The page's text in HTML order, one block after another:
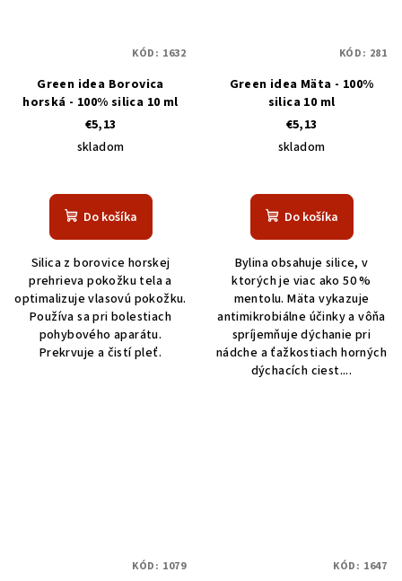
Green idea Borovica
horská - 100% silica 10 ml
€5,13
skladom
Do košíka
Silica z borovice horskej
prehrieva pokožku tela a
optimalizuje vlasovú pokožku.
Používa sa pri bolestiach
pohybového aparátu.
Prekrvuje a čistí pleť.
KÓD: 1632
Green idea Mäta - 100%
silica 10 ml
€5,13
skladom
Do košíka
Bylina obsahuje silice, v
ktorých je viac ako 50 %
mentolu. Mäta vykazuje
antimikrobiálne účinky a vôňa
spríjemňuje dýchanie pri
nádche a ťažkostiach horných
dýchacích ciest....
KÓD: 281
KÓD: 1079 KÓD: 1647